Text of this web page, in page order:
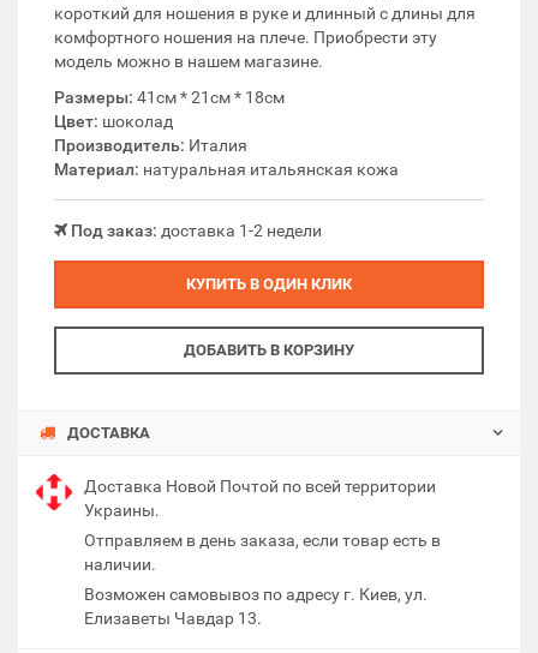
короткий для ношения в руке и длинный с длины для
комфортного ношения на плече. Приобрести эту
модель можно в нашем магазине.
Размеры: 41см * 21см * 18см
Цвет: шоколад
Производитель: Италия
Материал: натуральная итальянская кожа
Под заказ: доставка 1-2 недели
КУПИТЬ В ОДИН КЛИК
ДОБАВИТЬ В КОРЗИНУ
ДОСТАВКА
Доставка Новой Почтой по всей территории
Украины.
Отправляем в день заказа, если товар есть в
наличии.
Возможен самовывоз по адресу г. Киев, ул.
Елизаветы Чавдар 13.